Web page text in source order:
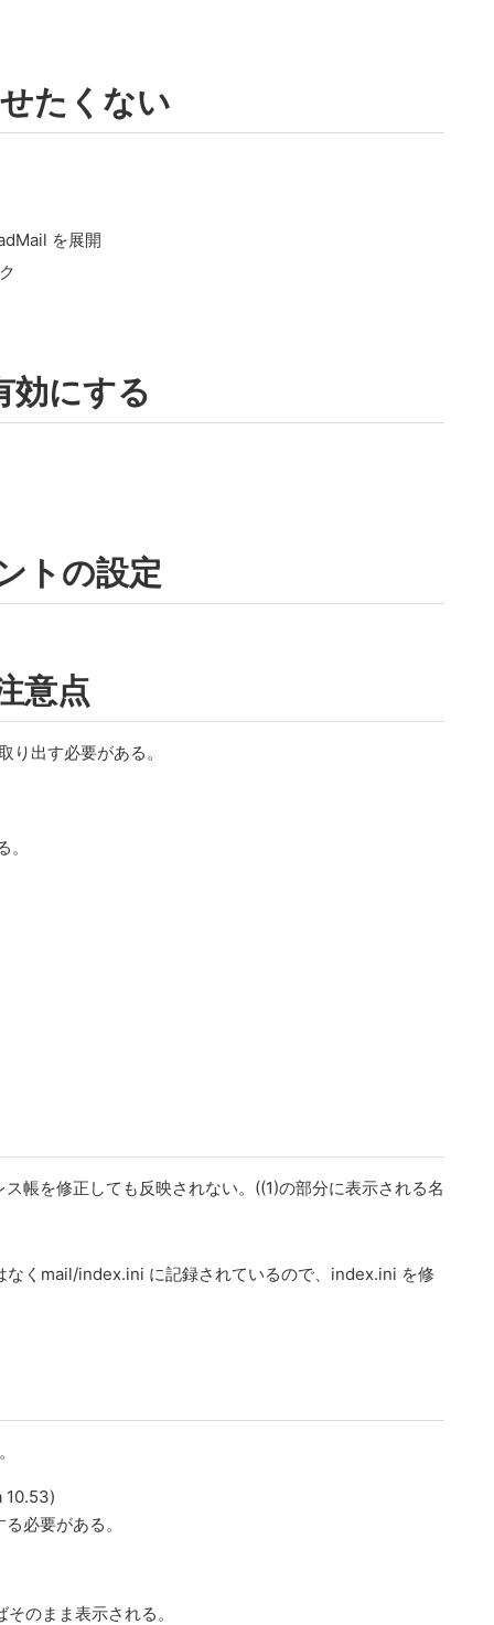
たくない
を展開
効にする
トの設定
意点
出す必要がある。
帳を修正しても反映されない。((1)の部分に表示される名
くmail/index.ini に記録されているので、index.ini を修
10.53)
必要がある。
のまま表示される。